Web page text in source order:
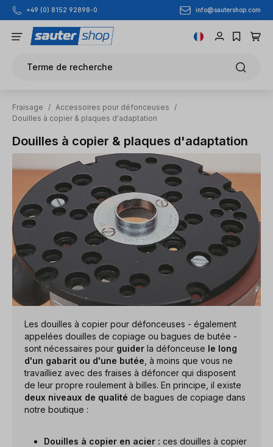
Passer au contenu principal
+49 (0) 8152 92898-0 info@sautershop.com
Terme de recherche
Fraisage / Accessoires pour défonceuses
/
Douilles à copier & plaques d'adaptation
Douilles à copier & plaques d'adaptation
Les douilles à copier pour défonceuses - également
appelées douilles de copiage ou bagues de butée -
sont nécessaires pour guider la défonceuse le long
d'un gabarit ou d'une butée , à moins que vous ne
travailliez avec des fraises à défoncer qui disposent
de leur propre roulement à billes. En principe, il existe
deux niveaux de qualité de bagues de copiage dans
notre boutique :
Douilles à copier en acier : ces douilles à copier